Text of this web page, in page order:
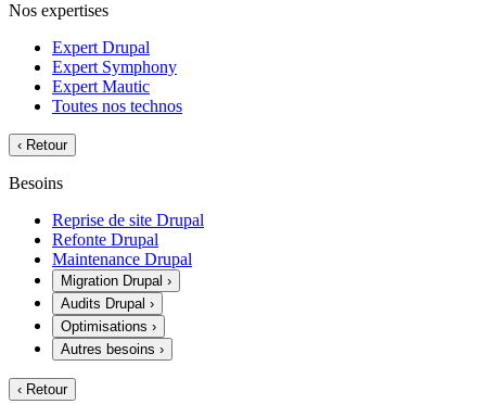
Nos expertises
Expert Drupal
Expert Symphony
Expert Mautic
Toutes nos technos
‹ Retour
Besoins
Reprise de site Drupal
Refonte Drupal
Maintenance Drupal
Migration Drupal ›
Audits Drupal ›
Optimisations ›
Autres besoins ›
‹ Retour